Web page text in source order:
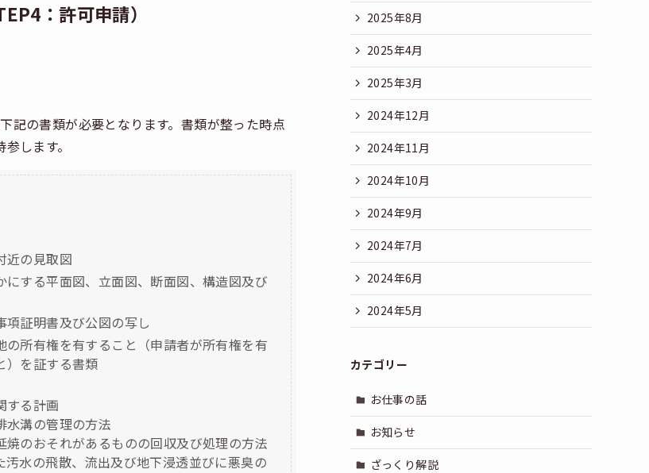
：許可申請）
記の書類が必要となります。書類が整った時点
参します。
近の見取図
する平面図、立面図、断面図、構造図及び
証明書及び公図の写し
所有権を有すること（申請者が所有権を有
）を証する書類
する計画
水溝の管理の方法
のおそれがあるものの回収及び処理の方法
水の飛散、流出及び地下浸透並びに悪臭の
2025年8月
2025年4月
2025年3月
2024年12月
2024年11月
2024年10月
2024年9月
2024年7月
2024年6月
2024年5月
カテゴリー
お仕事の話
お知らせ
ざっくり解説